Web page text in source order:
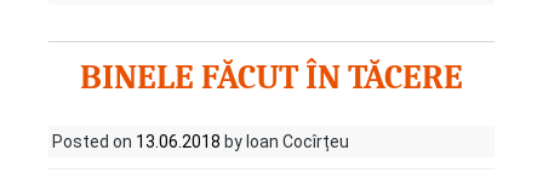
BINELE FĂCUT ÎN TĂCERE
Posted on 13.06.2018 by Ioan Cocîrțeu